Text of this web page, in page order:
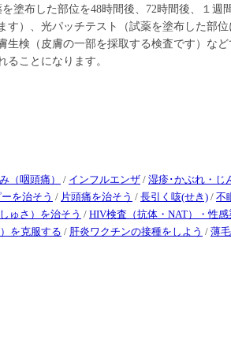
塗布した部位を48時間後、72時間後、１週
す）、光パッチテスト（試薬を塗布した部
生検（皮膚の一部を採取する検査です）など
ことになります。
（咽頭痛） / インフルエンザ / 湿疹･かぶれ・じ
を治そう / 片頭痛を治そう / 長引く咳(せき) / 不
ゅさ）を治そう / HIV検査（抗体・NAT）・性
を克服する / 肝炎ワクチンの接種をしよう / 薄